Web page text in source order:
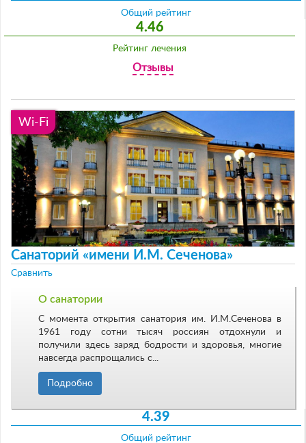
Общий рейтинг
4.46
Рейтинг лечения
Отзывы
Wi-Fi
Санаторий «имени И.М. Сеченова»
Сравнить
О санатории
С момента открытия санатория им. И.М.Сеченова в
1961 году сотни тысяч россиян отдохнули и
получили здесь заряд бодрости и здоровья, многие
навсегда распрощались с...
Подробно
4.39
Общий рейтинг